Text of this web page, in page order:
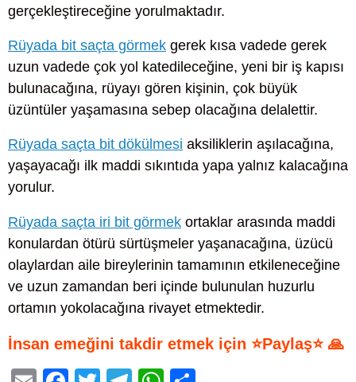
gerçekleştireceğine yorulmaktadır.
Rüyada bit saçta görmek gerek kısa vadede gerek
uzun vadede çok yol katedileceğine, yeni bir iş kapısı
bulunacağına, rüyayı gören kişinin, çok büyük
üzüntüler yaşamasına sebep olacağına delalettir.
Rüyada saçta bit dökülmesi aksiliklerin aşılacağına,
yaşayacağı ilk maddi sıkıntıda yapa yalnız kalacağına
yorulur.
Rüyada saçta iri bit görmek ortaklar arasında maddi
konulardan ötürü sürtüşmeler yaşanacağına, üzücü
olaylardan aile bireylerinin tamamının etkileneceğine
ve uzun zamandan beri içinde bulunulan huzurlu
ortamın yokolacağına rivayet etmektedir.
İnsan emeğini takdir etmek için ⭐Paylaş⭐ 🙏